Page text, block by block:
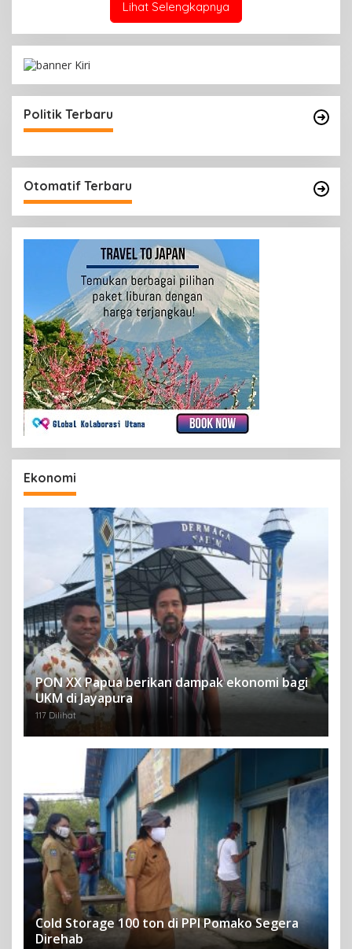
Lihat Selengkapnya
Politik Terbaru
Otomatif Terbaru
Ekonomi
PON XX Papua berikan dampak ekonomi bagi
UKM di Jayapura
117 Dilihat
Cold Storage 100 ton di PPI Pomako Segera
Direhab